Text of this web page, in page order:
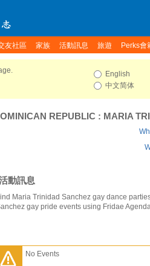
友社區 家族 活動訊息 旅遊 Perks會
English
中文简体
REPUBLIC : MARIA
動訊息
Maria Trinidad Sanchez gay dance
gay pride events using Fridae
No Events